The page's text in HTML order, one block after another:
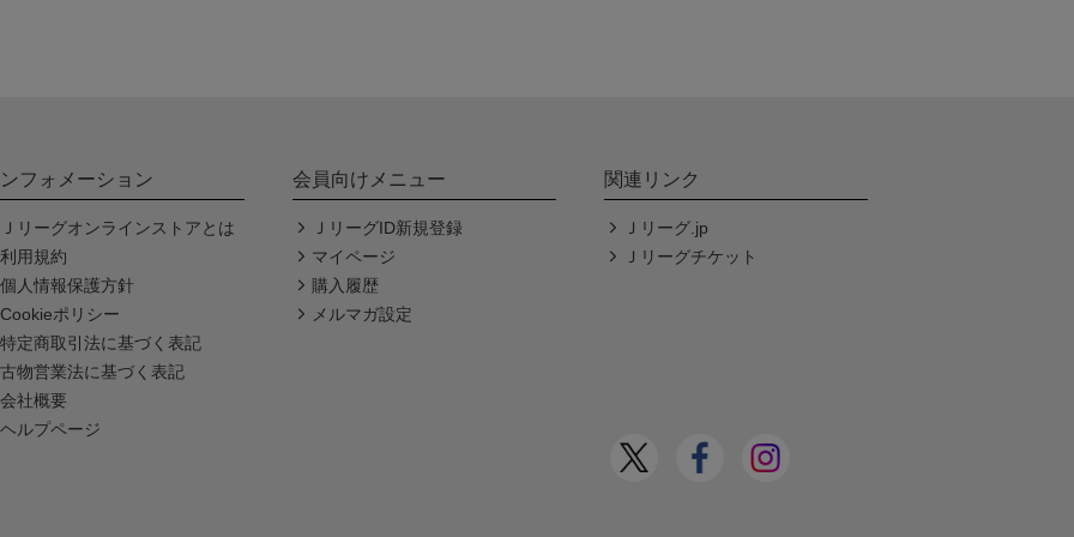
フォメーション
Ｊリーグオンラインストアとは
利用規約
個人情報保護方針
Cookieポリシー
特定商取引法に基づく表記
古物営業法に基づく表記
会社概要
ヘルプページ
会員向けメニュー
ＪリーグID新規登録
マイページ
購入履歴
メルマガ設定
関連リンク
Ｊリーグ.jp
Ｊリーグチケット